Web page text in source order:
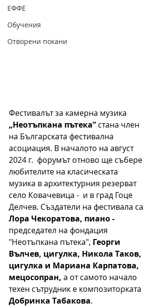
ЕФФЕ
Обучения
Отворени покани
Фестивалът за камерна музика
„Неотъпкана пътека” стана член
на Българската фестивална
асоциация. В началото на август
2024 г.  форумът отново ще събере
любителите на класическата
музика в архитектурния резерват
село Ковачевица -  и в град Гоце
Делчев. Създатели на фестивала са
Лора Чекоратова, пиано -
председател на фондация
"Неотъпкана пътека", Георги
Вълчев, цигулка, Никола Таков,
цигулка и Мариана Карпатова,
мецосопран, а от самото начало
техен сътрудник е композиторката
Добринка Табакова.